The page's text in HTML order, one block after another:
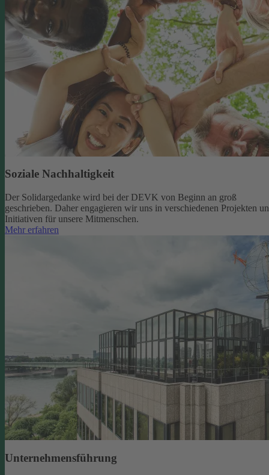
Soziale Nachhaltigkeit
Der Solidargedanke wird bei der DEVK von Beginn an groß
geschrieben. Daher engagieren wir uns in verschiedenen Projekten
Initiativen für unsere Mitmenschen.
Mehr erfahren
Unternehmensführung